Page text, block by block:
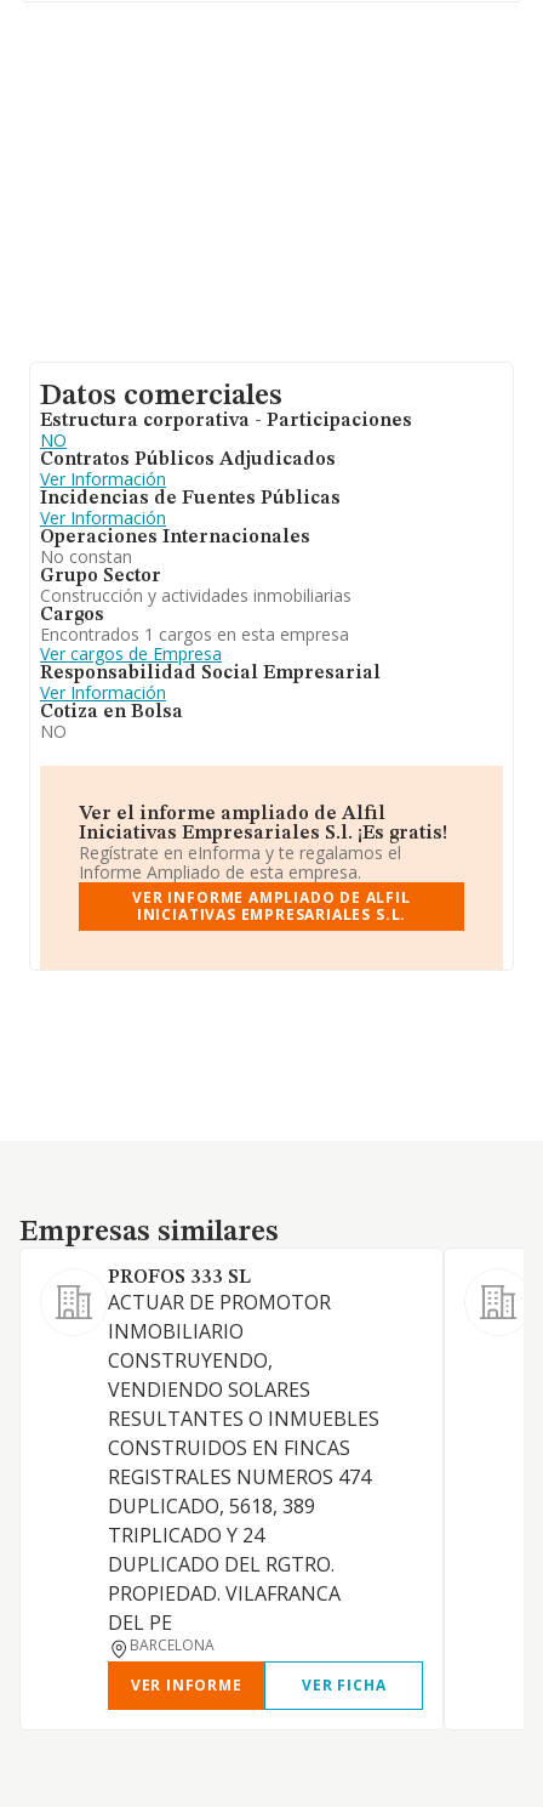
Datos comerciales
Estructura corporativa - Participaciones
NO
Contratos Públicos Adjudicados
Ver Información
Incidencias de Fuentes Públicas
Ver Información
Operaciones Internacionales
No constan
Grupo Sector
Construcción y actividades inmobiliarias
Cargos
Encontrados 1 cargos en esta empresa
Ver cargos de Empresa
Responsabilidad Social Empresarial
Ver Información
Cotiza en Bolsa
NO
Ver el informe ampliado de Alfil
Iniciativas Empresariales S.l. ¡Es gratis!
Regístrate en eInforma y te regalamos el
Informe Ampliado de esta empresa.
VER INFORME AMPLIADO DE ALFIL
INICIATIVAS EMPRESARIALES S.L.
Empresas similares
Empresas similares
PROFOS 333 SL
ACTUAR DE PROMOTOR
INMOBILIARIO
CONSTRUYENDO,
VENDIENDO SOLARES
RESULTANTES O INMUEBLES
CONSTRUIDOS EN FINCAS
REGISTRALES NUMEROS 474
DUPLICADO, 5618, 389
TRIPLICADO Y 24
DUPLICADO DEL RGTRO.
PROPIEDAD. VILAFRANCA
DEL PE
BARCELONA
VER INFORME
VER FICHA